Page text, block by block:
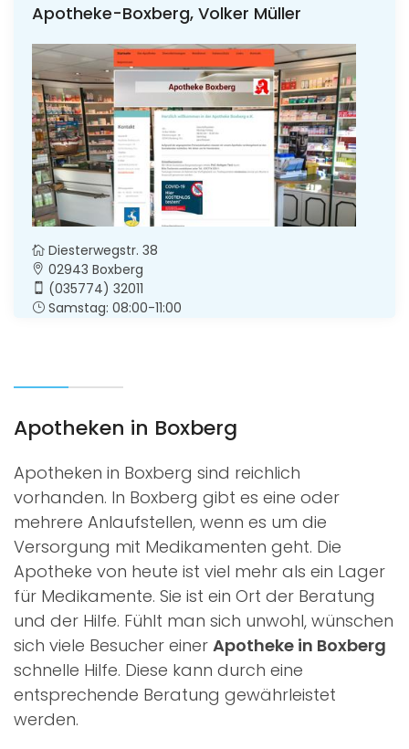
Apotheke-Boxberg, Volker Müller
Diesterwegstr. 38
02943 Boxberg
(035774) 32011
Samstag: 08:00-11:00
Apotheken in Boxberg
Apotheken in Boxberg sind reichlich
vorhanden. In Boxberg gibt es eine oder
mehrere Anlaufstellen, wenn es um die
Versorgung mit Medikamenten geht. Die
Apotheke von heute ist viel mehr als ein Lager
für Medikamente. Sie ist ein Ort der Beratung
und der Hilfe. Fühlt man sich unwohl, wünschen
sich viele Besucher einer Apotheke in Boxberg
schnelle Hilfe. Diese kann durch eine
entsprechende Beratung gewährleistet
werden.